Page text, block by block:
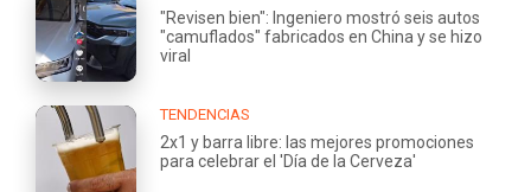
"Revisen bien": Ingeniero mostró seis autos
"camuflados" fabricados en China y se hizo
viral
TENDENCIAS
2x1 y barra libre: las mejores promociones
para celebrar el 'Día de la Cerveza'